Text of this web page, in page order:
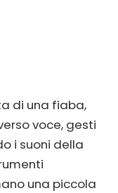
di una fiaba,
voce, gesti
i suoni della
una piccola